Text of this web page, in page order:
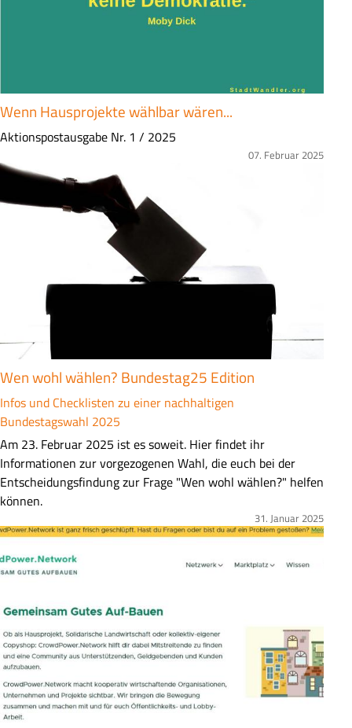
g
Wenn Hausprojekte wählbar wären...
Z
s
s
n
g
Aktionspostausgabe Nr. 1 / 2025
07. Februar 2025
Bild
Wen wohl wählen? Bundestag25 Edition
Infos und Checklisten zu einer nachhaltigen
Bundestagswahl 2025
Z
u
s
a
m
e
n
a
s
s
u
n
g
Am 23. Februar 2025 ist es soweit. Hier findet ihr
Informationen zur vorgezogenen Wahl, die euch bei der
Entscheidungsfindung zur Frage "Wen wohl wählen?" helfen
können.
31. Januar 2025
Bild